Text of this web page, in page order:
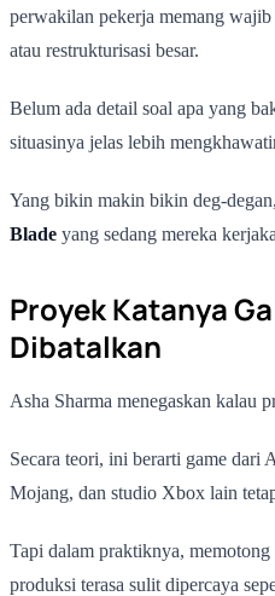
perwakilan pekerja memang
atau restrukturisasi besar.
Belum ada detail soal apa yang
situasinya jelas lebih
Yang bikin makin bikin deg-
Blade yang sedang mereka
Proyek Katanya
Dibatalkan
Asha Sharma menegaskan kalau
Secara teori, ini berarti game dari
Mojang, dan studio Xbox lain
Tapi dalam praktiknya,
produksi terasa sulit dipercaya